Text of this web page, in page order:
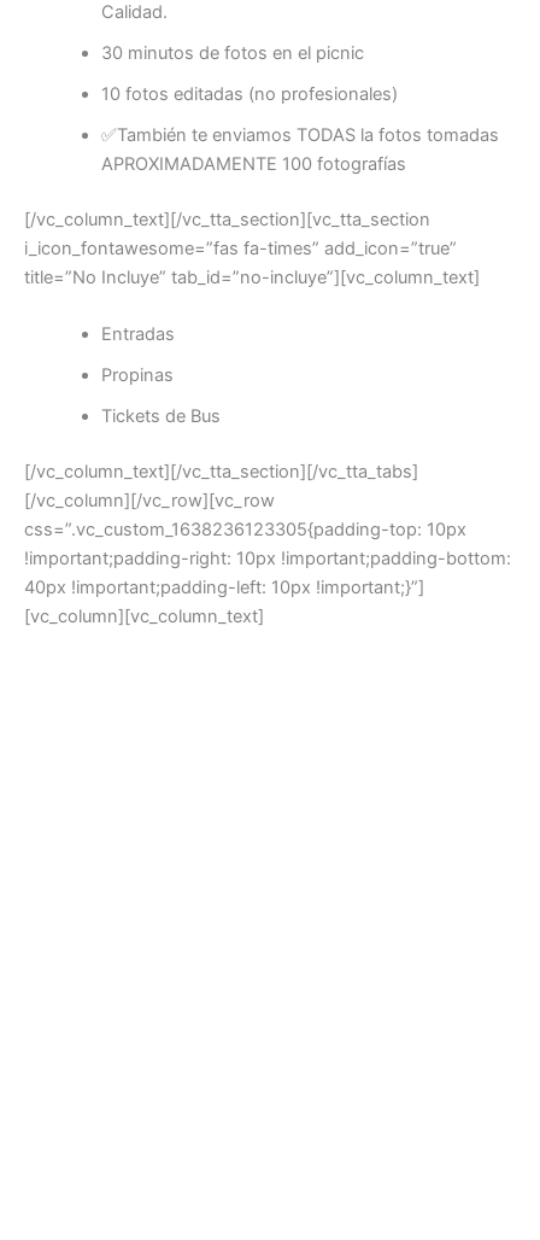
Calidad.
30 minutos de fotos en el picnic
10 fotos editadas (no profesionales)
✅También te enviamos TODAS la fotos tomadas
APROXIMADAMENTE 100 fotografías
[/vc_column_text][/vc_tta_section][vc_tta_section
i_icon_fontawesome=”fas fa-times” add_icon=”true”
title=”No Incluye” tab_id=”no-incluye”][vc_column_text]
Entradas
Propinas
Tickets de Bus
[/vc_column_text][/vc_tta_section][/vc_tta_tabs]
[/vc_column][/vc_row][vc_row
css=”.vc_custom_1638236123305{padding-top: 10px
!important;padding-right: 10px !important;padding-bottom:
40px !important;padding-left: 10px !important;}”]
[vc_column][vc_column_text]